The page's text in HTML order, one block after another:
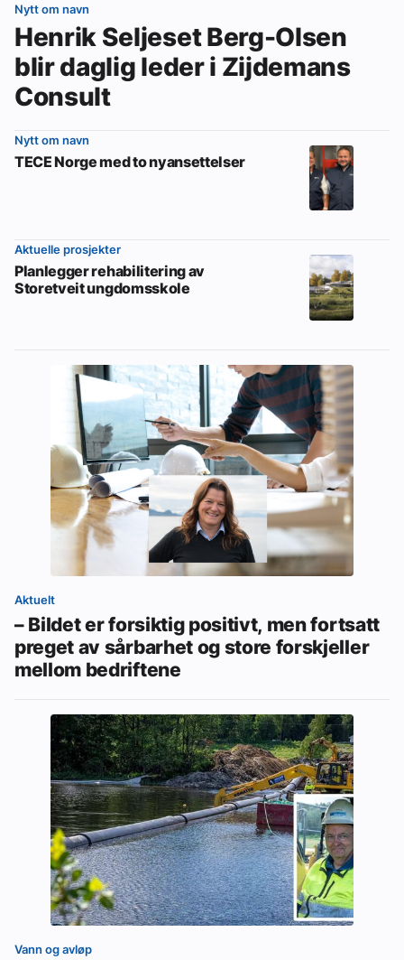
Nytt om navn
Henrik Seljeset Berg-Olsen
blir daglig leder i Zijdemans
Consult
Nytt om navn
TECE Norge med to nyansettelser
Aktuelle prosjekter
Planlegger rehabilitering av
Storetveit ungdomsskole
Aktuelt
– Bildet er forsiktig positivt, men fortsatt
preget av sårbarhet og store forskjeller
mellom bedriftene
Vann og avløp